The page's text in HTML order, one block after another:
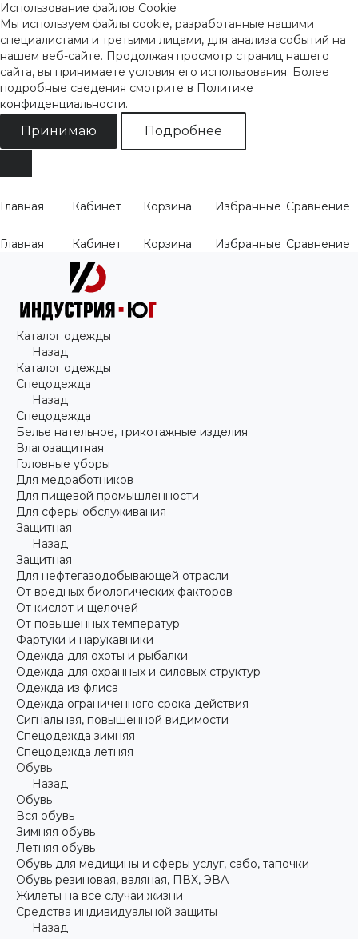
Использование файлов Cookie
Мы используем файлы cookie, разработанные нашими
специалистами и третьими лицами, для анализа событий на
нашем веб-сайте. Продолжая просмотр страниц нашего
сайта, вы принимаете условия его использования. Более
подробные сведения смотрите в Политике
конфиденциальности.
Принимаю Подробнее
Главная Кабинет Корзина Избранные Сравнение
Главная Кабинет Корзина Избранные Сравнение
Каталог одежды
Назад
Каталог одежды
Спецодежда
Назад
Спецодежда
Белье нательное, трикотажные изделия
Влагозащитная
Головные уборы
Для медработников
Для пищевой промышленности
Для сферы обслуживания
Защитная
Назад
Защитная
Для нефтегазодобывающей отрасли
От вредных биологических факторов
От кислот и щелочей
От повышенных температур
Фартуки и нарукавники
Одежда для охоты и рыбалки
Одежда для охранных и силовых структур
Одежда из флиса
Одежда ограниченного срока действия
Сигнальная, повышенной видимости
Спецодежда зимняя
Спецодежда летняя
Обувь
Назад
Обувь
Вся обувь
Зимняя обувь
Летняя обувь
Обувь для медицины и сферы услуг, сабо, тапочки
Обувь резиновая, валяная, ПВХ, ЭВА
Жилеты на все случаи жизни
Средства индивидуальной защиты
Назад